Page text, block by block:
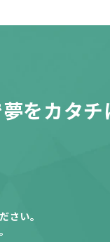
をカタチ
さい。